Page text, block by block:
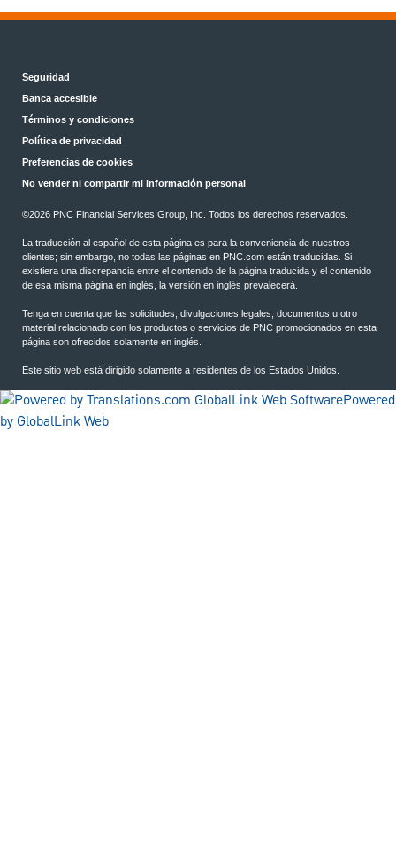
Seguridad
Banca accesible
Términos y condiciones
Política de privacidad
Preferencias de cookies
No vender ni compartir mi información personal
©2026 PNC Financial Services Group, Inc. Todos los derechos reservados.
La traducción al español de esta página es para la conveniencia de nuestros
clientes; sin embargo, no todas las páginas en PNC.com están traducidas. Si
existiera una discrepancia entre el contenido de la página traducida y el contenido
de esa misma página en inglés, la versión en inglés prevalecerá.
Tenga en cuenta que las solicitudes, divulgaciones legales, documentos u otro
material relacionado con los productos o servicios de PNC promocionados en esta
página son ofrecidos solamente en inglés.
Este sitio web está dirigido solamente a residentes de los Estados Unidos.
Powered
by GlobalLink Web